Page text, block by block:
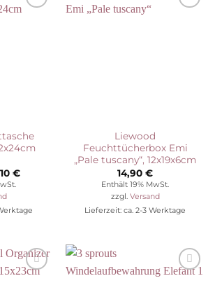
€
€Aktueller
Liewood
Feuchttücherbox Emi
„Pale tuscany“, 12x19x6cm
14,90 €
Enthält 19% MwSt.
zzgl. Versand
Lieferzeit: ca. 2-3 Werktage
Auf die